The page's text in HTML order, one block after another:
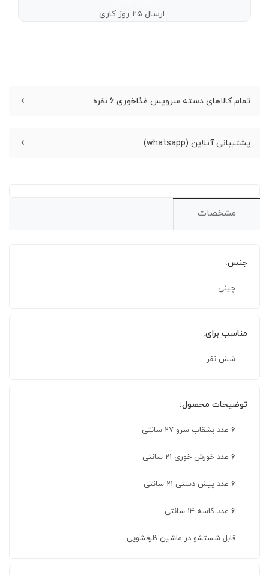
ارسال ۲۵ روز کاری
تمام کالاهای دسته سرویس غذاخوری 6 نفره
پشتیبانی آنلاین (whatsapp)
مشخصات
جنس:
چینی
مناسب برای:
شش نفر
توضیحات محصول:
6 عدد بشقاب سرو 27 سانتی
۶ عدد خورش خوری 21 سانتی
6 عدد پیش دستی 21 سانتی
۶ عدد کاسه 14 سانتی
قابل شستشو در ماشین ظرفشویی